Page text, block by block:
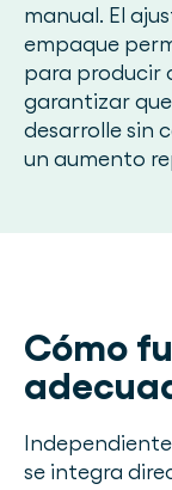
manual. El
empaque
para producir
garantizar
desarrolle sin
un aumento
Cómo
se integra